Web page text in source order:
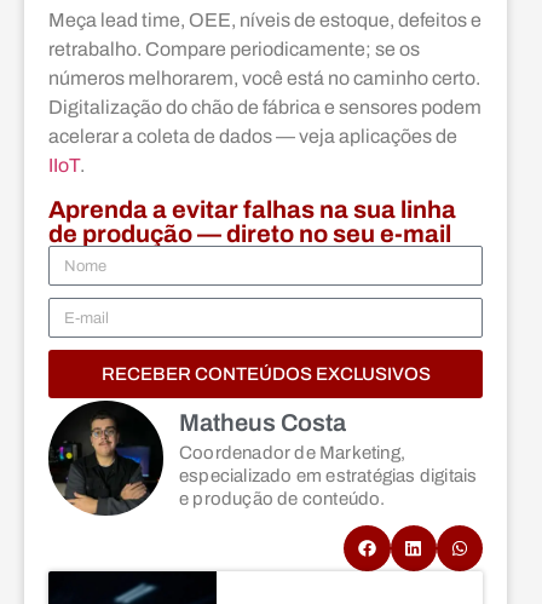
Meça lead time, OEE, níveis de estoque, defeitos e
retrabalho. Compare periodicamente; se os
números melhorarem, você está no caminho certo.
Digitalização do chão de fábrica e sensores podem
acelerar a coleta de dados — veja aplicações de
IIoT.
Aprenda a evitar falhas na sua linha
de produção — direto no seu e-mail
RECEBER CONTEÚDOS EXCLUSIVOS
Matheus Costa
Coordenador de Marketing,
especializado em estratégias digitais
e produção de conteúdo.